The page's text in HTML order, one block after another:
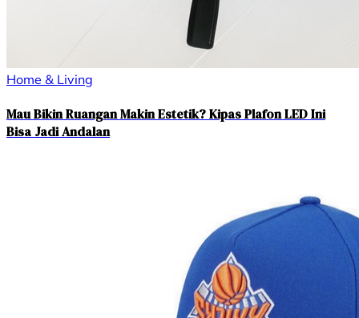
Home & Living
Mau Bikin Ruangan Makin Estetik? Kipas Plafon LED Ini
Bisa Jadi Andalan